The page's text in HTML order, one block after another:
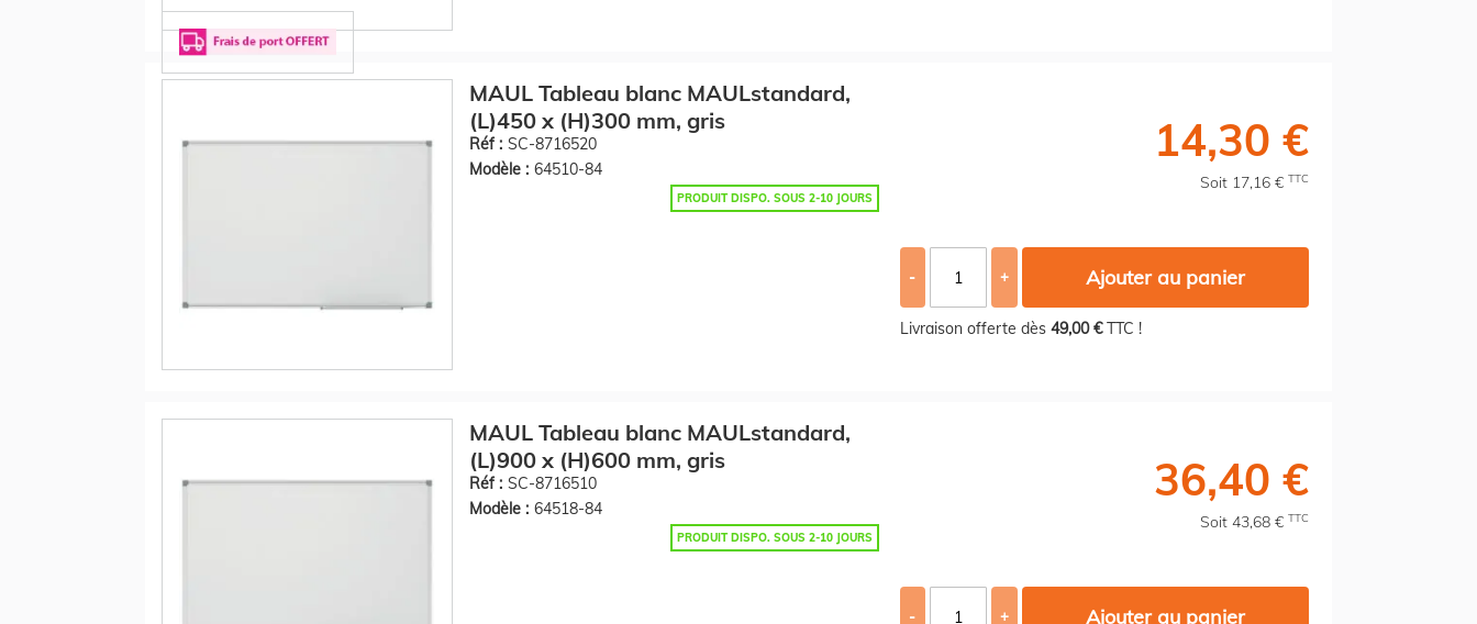
MAUL Tableau blanc MAULstandard,
(L)450 x (H)300 mm, gris
Réf : SC-8716520
Modèle : 64510-84
PRODUIT DISPO. SOUS 2-10 JOURS
14,30 €
Soit 17,16 € TTC
- + Ajouter au panier
Livraison offerte dès 49,00 €TTC !
MAUL Tableau blanc MAULstandard,
(L)900 x (H)600 mm, gris
Réf : SC-8716510
Modèle : 64518-84
PRODUIT DISPO. SOUS 2-10 JOURS
36,40 €
Soit 43,68 € TTC
- + Ajouter au panier